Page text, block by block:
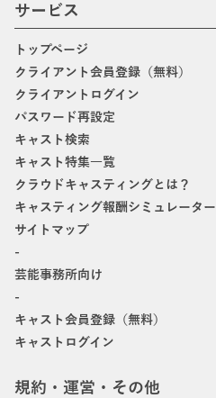
サービス
トップページ
クライアント会員登録（無料）
クライアントログイン
パスワード再設定
キャスト検索
キャスト特集一覧
クラウドキャスティングとは？
キャスティング報酬シミュレーター
サイトマップ
-
芸能事務所向け
-
キャスト会員登録（無料）
キャストログイン
規約・運営・その他